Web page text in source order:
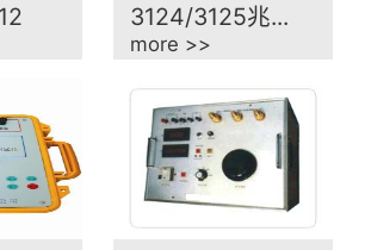
3124/3125兆...
more >>